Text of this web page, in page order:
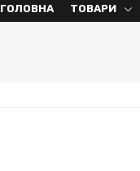
ГОЛОВНА ТОВАРИ